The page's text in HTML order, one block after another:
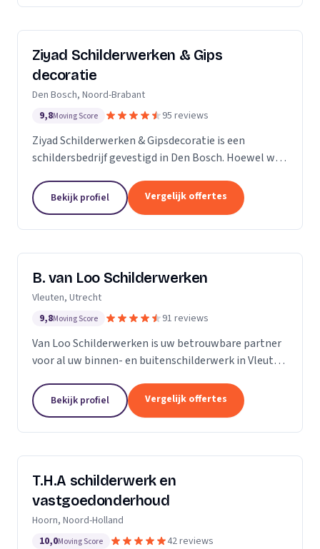
Ziyad Schilderwerken & Gips
decoratie
Den Bosch, Noord-Brabant
9,8Moving Score 95 reviews
Ziyad Schilderwerken & Gipsdecoratie is een
schildersbedrijf gevestigd in Den Bosch. Hoewel we
vakmensen die al vele jaren actief zijn in de...
Bekijk profiel Vergelijk offertes
B. van Loo Schilderwerken
Vleuten, Utrecht
9,8Moving Score 91 reviews
Van Loo Schilderwerken is uw betrouwbare partner
voor al uw binnen- en buitenschilderwerk in Vleuten
branche, onderscheiden we ons door onze...
Bekijk profiel Vergelijk offertes
T.H.A schilderwerk en
vastgoedonderhoud
Hoorn, Noord-Holland
10,0Moving Score 42 reviews